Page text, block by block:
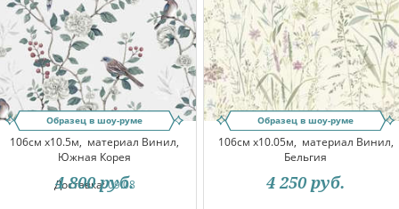
Образец в шоу-руме
106см x10.5м, материал Винил,
Южная Корея
Доставка:09.08
4 800 руб.
Образец в шоу-руме
106см x10.05м, материал Винил,
Бельгия
4 250 руб.